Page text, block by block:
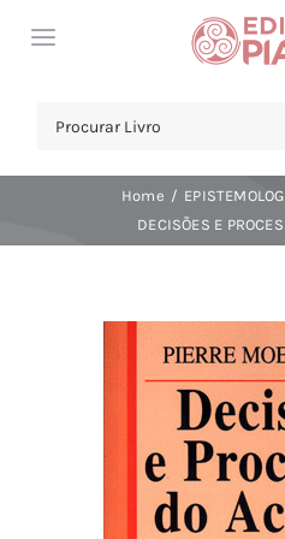
Toggle
COMPRAR!
Search
Home
DECISÕES E